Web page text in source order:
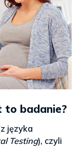
to badanie?
języka
Testing), czyli